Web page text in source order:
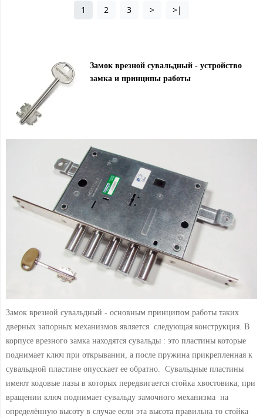
1 2 3 > >|
Замок врезной сувальдный - устройство
замка и принципы работы
Замок врезной сувальдный - основным принципом работы таких
дверных запорных механизмов является следующая конструкция. В
корпусе врезного замка находятся сувальды : это пластины которые
поднимает ключ при открывании, а после пружина прикрепленная к
сувальдной пластине опусскает ее обратно. Сувальдные пластины
имеют кодовые пазы в которых передвигается стойка хвостовика, при
вращении ключ поднимает сувальду замочного механизма на
определённую высоту в случае если эта высота правильна то стойка